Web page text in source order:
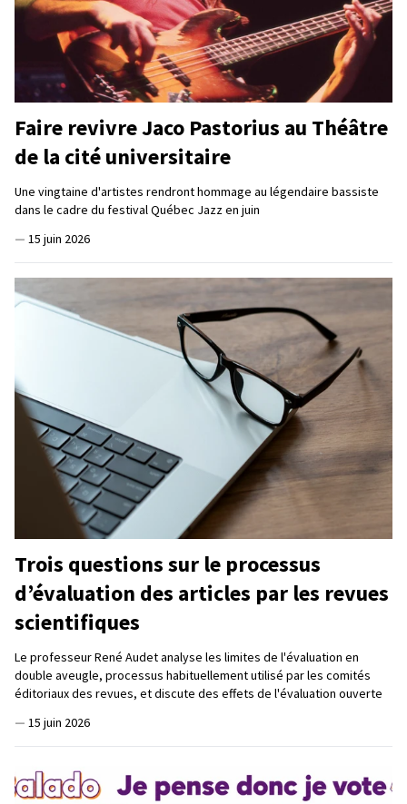
Faire revivre Jaco Pastorius au Théâtre
de la cité universitaire
Une vingtaine d'artistes rendront hommage au légendaire bassiste
dans le cadre du festival Québec Jazz en juin
— 15 juin 2026
Trois questions sur le processus
d’évaluation des articles par les revues
scientifiques
Le professeur René Audet analyse les limites de l'évaluation en
double aveugle, processus habituellement utilisé par les comités
éditoriaux des revues, et discute des effets de l'évaluation ouverte
— 15 juin 2026